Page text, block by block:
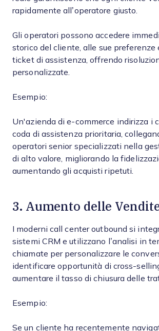
rapidamente all’operatore giusto.
Gli operatori possono accedere
storico del cliente, alle sue preferenze
ticket di assistenza, offrendo
personalizzate.
Esempio:
Un'azienda di e-commerce indirizza i
coda di assistenza prioritaria,
operatori senior specializzati nella
di alto valore, migliorando la
aumentando gli acquisti ripetuti.
3. Aumento delle
I moderni call center outbound si
sistemi CRM e utilizzano l’analisi in
chiamate per personalizzare le
identificare opportunità di cross-
aumentare il tasso di chiusura delle
Esempio:
Se un cliente ha recentemente